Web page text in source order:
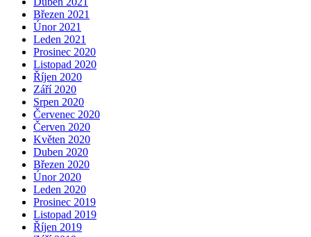
Březen 2021
Únor 2021
Leden 2021
Prosinec 2020
Listopad 2020
Říjen 2020
Září 2020
Srpen 2020
Červenec 2020
Červen 2020
Květen 2020
Duben 2020
Březen 2020
Únor 2020
Leden 2020
Prosinec 2019
Listopad 2019
Říjen 2019